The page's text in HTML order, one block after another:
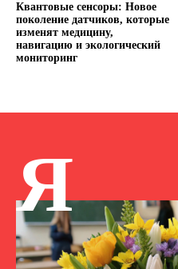
Квантовые сенсоры: Новое
поколение датчиков, которые
изменят медицину,
навигацию и экологический
мониторинг
Я